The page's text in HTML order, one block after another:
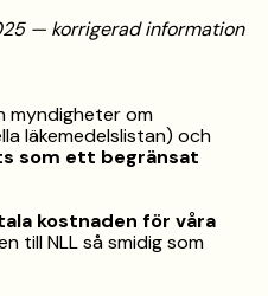
— korrigerad information
myndigheter om
läkemedelslistan) och
som ett begränsat
kostnaden för våra
till NLL så smidig som